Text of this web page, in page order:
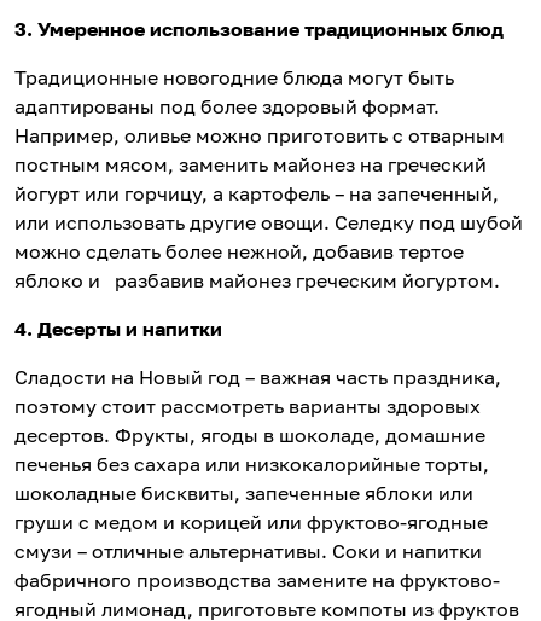
3. Умеренное использование традиционных блюд
Традиционные новогодние блюда могут быть
адаптированы под более здоровый формат.
Например, оливье можно приготовить с отварным
постным мясом, заменить майонез на греческий
йогурт или горчицу, а картофель – на запеченный,
или использовать другие овощи. Селедку под шубой
можно сделать более нежной, добавив тертое
яблоко и разбавив майонез греческим йогуртом.
4. Десерты и напитки
Сладости на Новый год – важная часть праздника,
поэтому стоит рассмотреть варианты здоровых
десертов. Фрукты, ягоды в шоколаде, домашние
печенья без сахара или низкокалорийные торты,
шоколадные бисквиты, запеченные яблоки или
груши с медом и корицей или фруктово-ягодные
смузи – отличные альтернативы. Соки и напитки
фабричного производства замените на фруктово-
ягодный лимонад, приготовьте компоты из фруктов